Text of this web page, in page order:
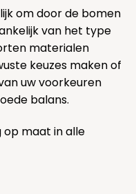
om door de bomen
van het type
materialen
keuzes maken of
uw voorkeuren
balans.
op maat in alle